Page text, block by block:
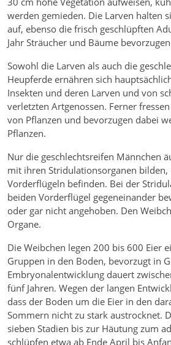
werden gemieden. Die Larven halten
auf, ebenso die frisch geschlüpften
Jahr Sträucher und Bäume
Sowohl die Larven als auch die
Heupferde ernähren sich
Insekten und deren Larven und von
verletzten Artgenossen. Ferner
von Pflanzen und bevorzugen dabei
Pflanzen.
Nur die geschlechtsreifen Männchen
mit ihren Stridulationsorganen bilden,
Vorderflügeln befinden. Bei der
beiden Vorderflügel gegeneinander
oder gar nicht angehoben. Den
Organe.
Die Weibchen legen 200 bis 600 Eier
Gruppen in den Boden, bevorzugt in
Embryonalentwicklung dauert
fünf Jahren. Wegen der langen
dass der Boden um die Eier in den
Sommern nicht zu stark austrocknet.
sieben Stadien bis zur Häutung zum
schlüpfen etwa ab Ende April bis